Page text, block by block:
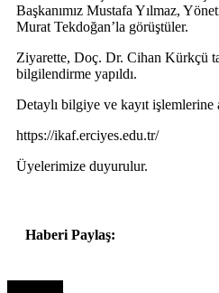
Başkanımız Mustafa Yılmaz,
Murat Tekdoğan’la görüştüler.
Ziyarette, Doç. Dr. Cihan Kürkçü
bilgilendirme yapıldı.
Detaylı bilgiye ve kayıt
https://ikaf.erciyes.edu.tr/
Üyelerimize duyurulur.
Haberi Paylaş: